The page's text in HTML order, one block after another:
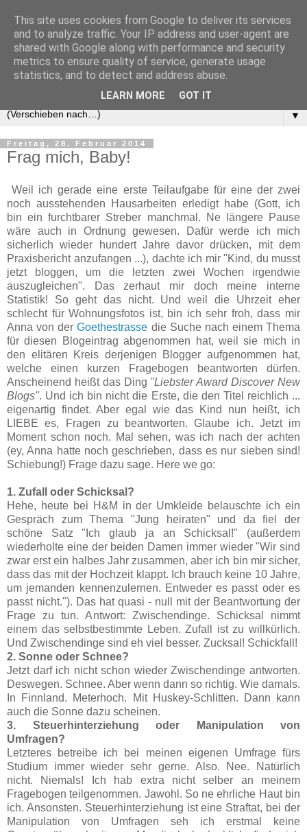
▼
Freitag, 28. Februar 2014
Frag mich, Baby!
Weil ich gerade eine erste Teilaufgabe für eine der zwei
noch ausstehenden Hausarbeiten erledigt habe (Gott, ich
bin ein furchtbarer Streber manchmal. Ne längere Pause
wäre auch in Ordnung gewesen. Dafür werde ich mich
sicherlich wieder hundert Jahre davor drücken, mit dem
Praxisbericht anzufangen ...), dachte ich mir "Kind, du musst
jetzt bloggen, um die letzten zwei Wochen irgendwie
auszugleichen". Das zerhaut mir doch meine interne
Statistik! So geht das nicht. Und weil die Uhrzeit eher
schlecht für Wohnungsfotos ist, bin ich sehr froh, dass mir
Anna von derGoethestrasse die Suche nach einem Thema
für diesen Blogeintrag abgenommen hat, weil sie mich in
den elitären Kreis derjenigen Blogger aufgenommen hat,
welche einen kurzen Fragebogen beantworten dürfen.
Anscheinend heißt das Ding "Liebster Award Discover New
Blogs". Und ich bin nicht die Erste, die den Titel reichlich ...
eigenartig findet. Aber egal wie das Kind nun heißt, ich
LIEBE es, Fragen zu beantworten. Glaube ich. Jetzt im
Moment schon noch. Mal sehen, was ich nach der achten
(ey, Anna hatte noch geschrieben, dass es nur sieben sind!
Schiebung!) Frage dazu sage. Here we go:
1. Zufall oder Schicksal?
Hehe, heute bei H&M in der Umkleide belauschte ich ein
Gespräch zum Thema "Jung heiraten" und da fiel der
schöne Satz "Ich glaub ja an Schicksal!" (außerdem
wiederholte eine der beiden Damen immer wieder "Wir sind
zwar erst ein halbes Jahr zusammen, aber ich bin mir sicher,
dass das mit der Hochzeit klappt. Ich brauch keine 10 Jahre,
um jemanden kennenzulernen. Entweder es passt oder es
passt nicht."). Das hat quasi - null mit der Beantwortung der
Frage zu tun. Antwort: Zwischendinge. Schicksal nimmt
einem das selbstbestimmte Leben. Zufall ist zu willkürlich.
Und Zwischendinge sind eh viel besser. Zucksal! Schickfall!
2. Sonne oder Schnee?
Jetzt darf ich nicht schon wieder Zwischendinge antworten.
Deswegen. Schnee. Aber wenn dann so richtig. Wie damals.
In Finnland. Meterhoch. Mit Huskey-Schlitten. Dann kann
auch die Sonne dazu scheinen.
3. Steuerhinterziehung oder Manipulation von
Umfragen?
Letzteres betreibe ich bei meinen eigenen Umfrage fürs
Studium immer wieder sehr gerne. Also. Nee. Natürlich
nicht. Niemals! Ich hab extra nicht selber an meinem
Fragebogen teilgenommen. Jawohl. So ne ehrliche Haut bin
ich. Ansonsten. Steuerhinterziehung ist eine Straftat, bei der
Manipulation von Umfragen seh ich erstmal keine
This site uses cookies from Google to deliver its services
and to analyze traffic. Your IP address and user-agent are
shared with Google along with performance and security
metrics to ensure quality of service, generate usage
statistics, and to detect and address abuse.
LEARN MORE GOT IT